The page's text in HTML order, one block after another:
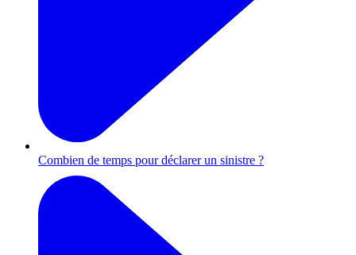
Combien de temps pour déclarer un sinistre ?